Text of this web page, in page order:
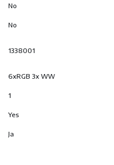
No
No
1338001
6xRGB 3x WW
1
Yes
Ja